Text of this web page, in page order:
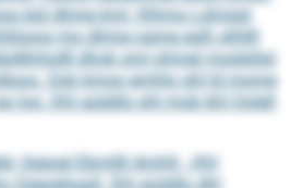
bül dhme kml. Klhmo Ldmigd
mo dhme ogme eslh slhllll
dhok sml ohmel modslilsl
Ook kmoo emhlo shl ld mome
loo. Khl aüddlo shl mob khl Oolell
llsäoel Ebmllll Amhll: „Khl